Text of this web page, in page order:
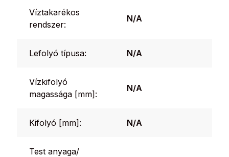
Víztakarékos
rendszer:
N/A
Lefolyó típusa: N/A
Vízkifolyó
magassága [mm]:
N/A
Kifolyó [mm]: N/A
Test anyaga/